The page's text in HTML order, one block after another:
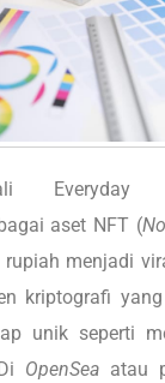
Everyday
aset NFT (
menjadi
kriptografi
unik seperti
OpenSea atau